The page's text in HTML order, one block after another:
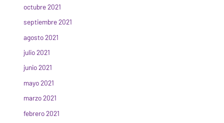
octubre 2021
septiembre 2021
agosto 2021
julio 2021
junio 2021
mayo 2021
marzo 2021
febrero 2021